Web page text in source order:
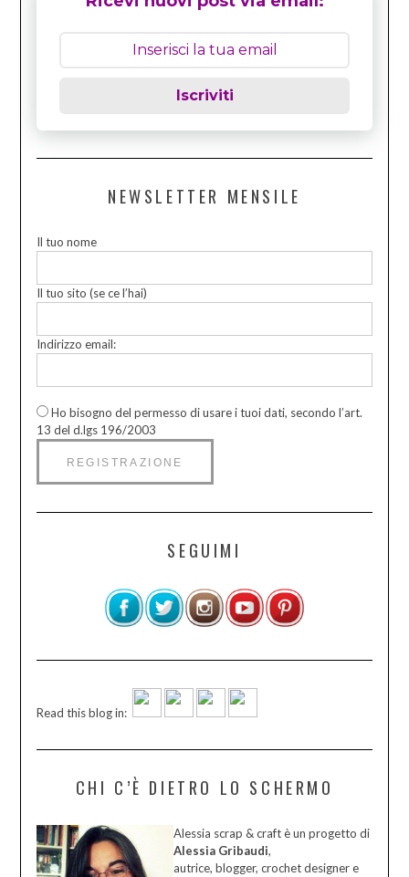
Iscriviti
NEWSLETTER MENSILE
Il tuo nome
Il tuo sito (se ce l’hai)
Indirizzo email:
Ho bisogno del permesso di usare i tuoi dati, secondo l’art.
13 del d.lgs 196/2003
SEGUIMI
Read this blog in:
CHI C’È DIETRO LO SCHERMO
Alessia scrap & craft è un progetto di
Alessia Gribaudi,
autrice, blogger, crochet designer e